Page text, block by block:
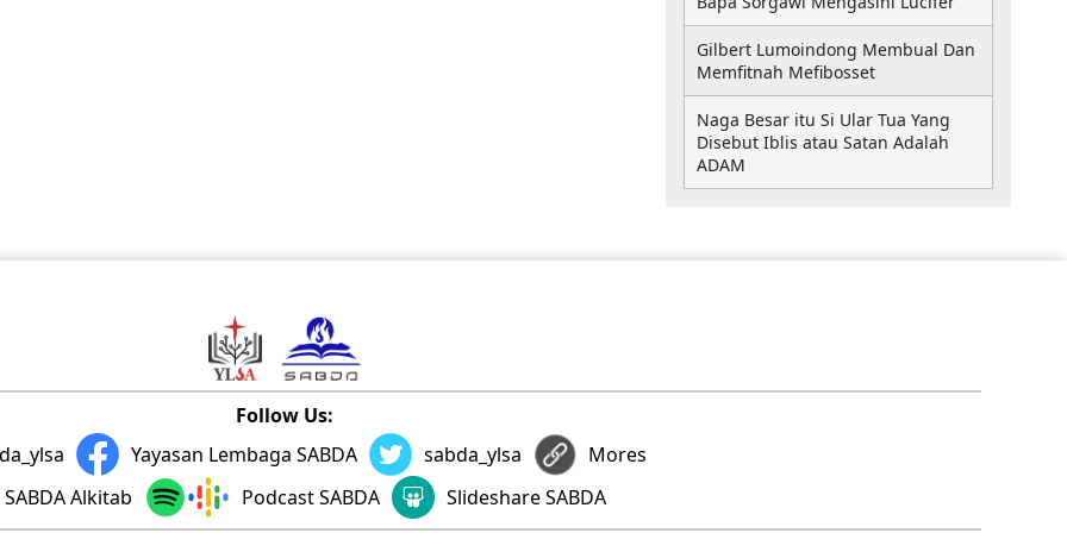
Gilbert Lumoindong Membual Dan
Memfitnah Mefibosset
Naga Besar itu Si Ular Tua Yang
Disebut Iblis atau Satan Adalah
ADAM
Follow Us:
Yayasan Lembaga SABDA sabda_ylsa
Mores
SABDA Alkitab
Podcast SABDA Slideshare SABDA